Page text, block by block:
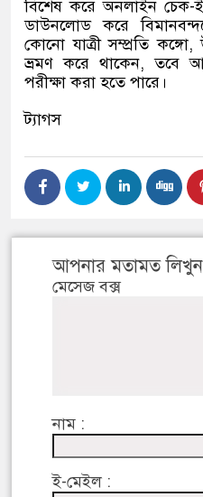
বিশেষ করে অনলাইন চেক-
ডাউনলোড করে
কোনো যাত্রী সম্প্রতি
ভ্রমণ করে থাকেন, তবে
পরীক্ষা করা হতে পারে।
ট্যাগস
আপনার মতামত লিখুন
মেসেজ বক্স
নাম :
ই-মেইল :